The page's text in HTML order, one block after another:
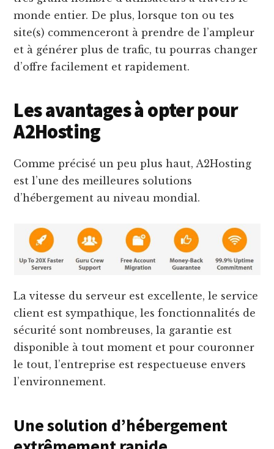
monde entier. De plus, lorsque ton ou tes
site(s) commenceront à prendre de l’ampleur
et à générer plus de trafic, tu pourras changer
d’offre facilement et rapidement.
Les avantages à opter pour
A2Hosting
Comme précisé un peu plus haut, A2Hosting
est l’une des meilleures solutions
d’hébergement au niveau mondial.
La vitesse du serveur est excellente, le service
client est sympathique, les fonctionnalités de
sécurité sont nombreuses, la garantie est
disponible à tout moment et pour couronner
le tout, l’entreprise est respectueuse envers
l’environnement.
Une solution d’hébergement